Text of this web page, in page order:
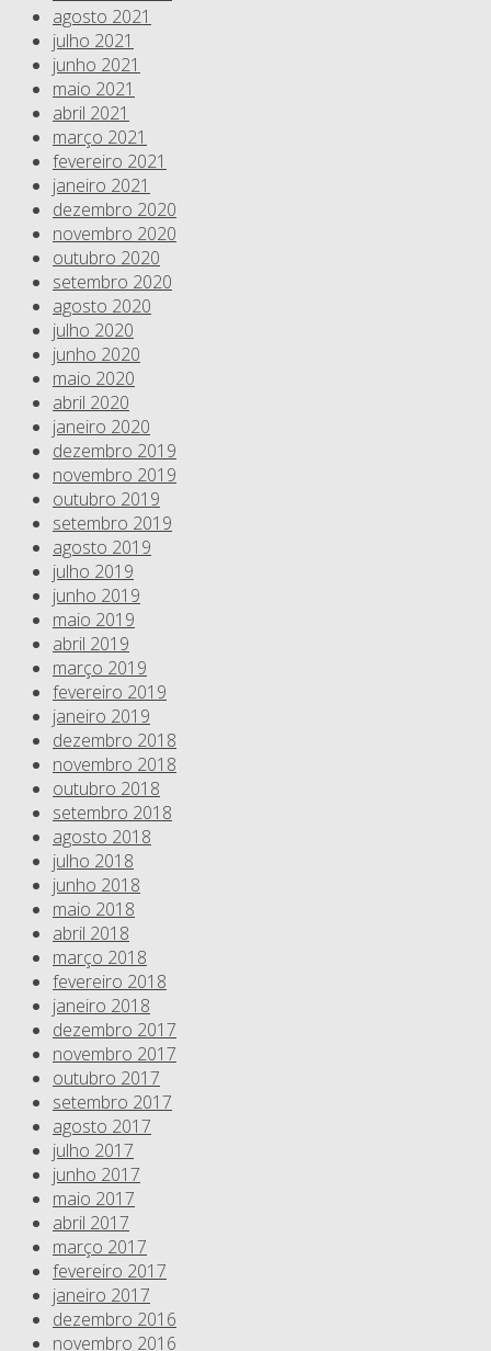
agosto 2021
julho 2021
junho 2021
maio 2021
abril 2021
março 2021
fevereiro 2021
janeiro 2021
dezembro 2020
novembro 2020
outubro 2020
setembro 2020
agosto 2020
julho 2020
junho 2020
maio 2020
abril 2020
janeiro 2020
dezembro 2019
novembro 2019
outubro 2019
setembro 2019
agosto 2019
julho 2019
junho 2019
maio 2019
abril 2019
março 2019
fevereiro 2019
janeiro 2019
dezembro 2018
novembro 2018
outubro 2018
setembro 2018
agosto 2018
julho 2018
junho 2018
maio 2018
abril 2018
março 2018
fevereiro 2018
janeiro 2018
dezembro 2017
novembro 2017
outubro 2017
setembro 2017
agosto 2017
julho 2017
junho 2017
maio 2017
abril 2017
março 2017
fevereiro 2017
janeiro 2017
dezembro 2016
novembro 2016